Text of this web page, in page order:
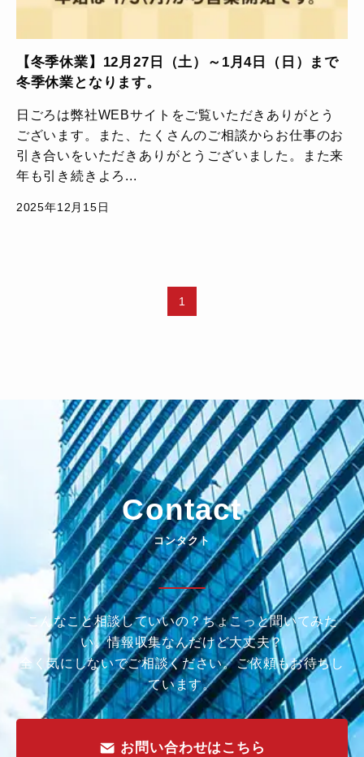
【冬季休業】12月27日（土）～1月4日（日）まで
冬季休業となります。
日ごろは弊社WEBサイトをご覧いただきありがとう
ございます。また、たくさんのご相談からお仕事のお
引き合いをいただきありがとうございました。また来
年も引き続きよろ...
2025年12月15日
1
Contact
コンタクト
こんなこと相談していいの？ちょこっと聞いてみた
い。情報収集なんだけど大丈夫？
全く気にしないでご相談ください。ご依頼もお待ちし
ています。
お問い合わせはこちら